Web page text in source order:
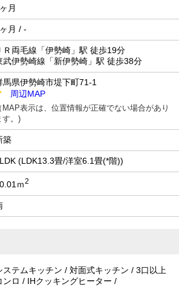
月
月 / -
Ｒ両毛線「伊勢崎」駅 徒歩19分
武伊勢崎線「新伊勢崎」駅 徒歩38分
馬県伊勢崎市堤下町71-1
周辺MAP
MAP表示は、位置情報が正確でない場合があり
す。)
築
(LDK13.3畳/洋室6.1畳(*階))
ｍ2
ステムキッチン / 対面式キッチン / 3口以上
ンロ / IHクッキングヒーター /